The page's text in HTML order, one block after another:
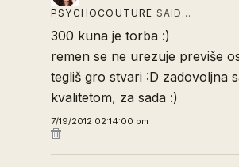
PSYCHOCOUTURE SAID…
300 kuna je torba :)
remen se ne urezuje previše
tegliš gro stvari :D zadovoljna
kvalitetom, za sada :)
7/19/2012 02:14:00 pm